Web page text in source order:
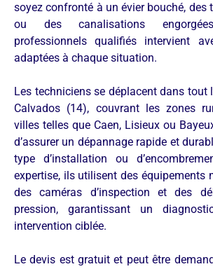
soyez confronté à un évier bouché, des
ou des canalisations
professionnels qualifiés intervient
adaptées à chaque situation.
Les techniciens se déplacent dans tout
Calvados (14), couvrant les zones
villes telles que Caen, Lisieux ou
d’assurer un dépannage rapide et
type d’installation ou
expertise, ils utilisent des équipements
des caméras d’inspection et des
pression, garantissant un
intervention ciblée.
Le devis est gratuit et peut être